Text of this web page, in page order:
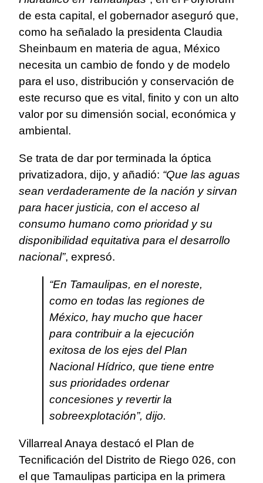
de esta capital, el gobernador aseguró que,
como ha señalado la presidenta Claudia
Sheinbaum en materia de agua, México
necesita un cambio de fondo y de modelo
para el uso, distribución y conservación de
este recurso que es vital, finito y con un alto
valor por su dimensión social, económica y
ambiental.
Se trata de dar por terminada la óptica
privatizadora, dijo, y añadió: “Que las aguas
sean verdaderamente de la nación y sirvan
para hacer justicia, con el acceso al
consumo humano como prioridad y su
disponibilidad equitativa para el desarrollo
nacional”, expresó.
“En Tamaulipas, en el noreste,
como en todas las regiones de
México, hay mucho que hacer
para contribuir a la ejecución
exitosa de los ejes del Plan
Nacional Hídrico, que tiene entre
sus prioridades ordenar
concesiones y revertir la
sobreexplotación”, dijo.
Villarreal Anaya destacó el Plan de
Tecnificación del Distrito de Riego 026, con
el que Tamaulipas participa en la primera